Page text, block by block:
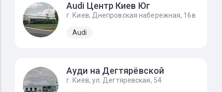
Audi Центр Киев Юг
г. Киев, Днепровская набережная, 16в
Audi
Ауди на Дегтярёвской
г. Киев, ул. Дегтяревская, 54